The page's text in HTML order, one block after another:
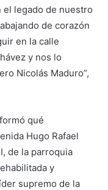
el legado de nuestro
de corazón
en la calle
y nos lo
Nicolás Maduro”,
qué
Hugo Rafael
de la parroquia
y
supremo de la